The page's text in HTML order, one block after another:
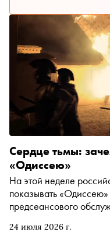
24 июля 2026 г.
Сердце тьмы:
«Одиссею»
На этой неделе
показывать
предсеансового
сопровождался